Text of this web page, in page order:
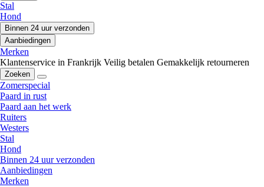
Stal
Hond
Binnen 24 uur verzonden
Aanbiedingen
Merken
Klantenservice in Frankrijk Veilig betalen Gemakkelijk retourneren
Zoeken
Zomerspecial
Paard in rust
Paard aan het werk
Ruiters
Westers
Stal
Hond
Binnen 24 uur verzonden
Aanbiedingen
Merken